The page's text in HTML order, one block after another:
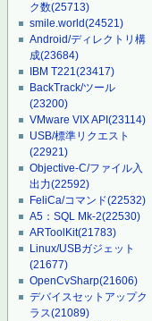
ク数(25713)
smile.world(24521)
Android/ディレクトリ構
成(23684)
IBM T221(23417)
BackTrack/ツール
(23200)
VMware VIX API(23114)
USB/標準リクエスト
(22921)
Objective-C/ファイル入
出力(22592)
FeliCa/コマンド(22532)
A5：SQL Mk-2(22530)
ARToolKit(21783)
Linux/USBガジェット
(21677)
OpenCvSharp(21606)
デバイスセットアップク
ラス(21089)